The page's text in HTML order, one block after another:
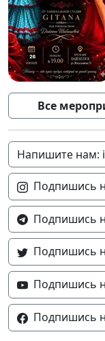
Все
Напишите нам:
Подпишись
Подпишись
Подпишись
Подпишись
Подпишись